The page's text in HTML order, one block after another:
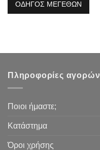
ΟΔΗΓΟΣ ΜΕΓΕΘΩΝ
Πληροφορίες αγορών
Ποιοι ήμαστε;
Κατάστημα
Όροι χρήσης